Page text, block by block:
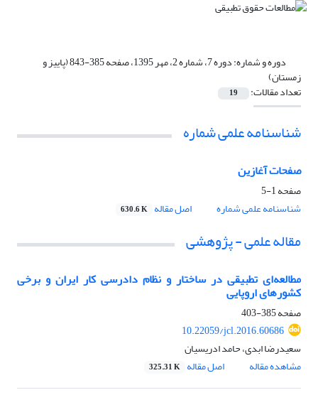
دوره و شماره: دوره 7، شماره 2، مهر 1395، صفحه 385-843 (پاییز و
زمستان)
تعداد مقالات: 19
شناسنامه علمی شماره
صفحات آغازین
صفحه1-5
شناسنامه علمی شماره
اصل مقاله 630.6 K
مقاله علمی - پژوهشی
مطالعه‌ای تطبیقی در ساختار و نظام دادرسی کار ایران و برخی
کشورهای اروپایی
صفحه385-403
10.22059/jcl.2016.60686
سعیدرضا ابدی، حامد ادریسیان
مشاهده مقاله
اصل مقاله 325.31 K